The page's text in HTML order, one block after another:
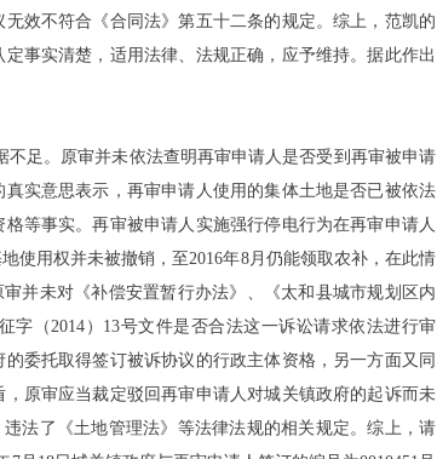
效不符合《合同法》第五十二条的规定。综上，范凯的
事实清楚，适用法律、法规正确，应予维持。据此作出
不足。原审并未依法查明再审申请人是否受到再审被申请
实意思表示，再审申请人使用的集体土地是否已被依法
等事实。再审被申请人实施强行停电行为在再审申请人
使用权并未被撤销，至2016年8月仍能领取农补，在此情
并未对《补偿安置暂行办法》、《太和县城市规划区内
（2014）13号文件是否合法这一诉讼请求依法进行审
委托取得签订被诉协议的行政主体资格，另一方面又同
原审应当裁定驳回再审申请人对城关镇政府的起诉而未
法了《土地管理法》等法律法规的相关规定。综上，请